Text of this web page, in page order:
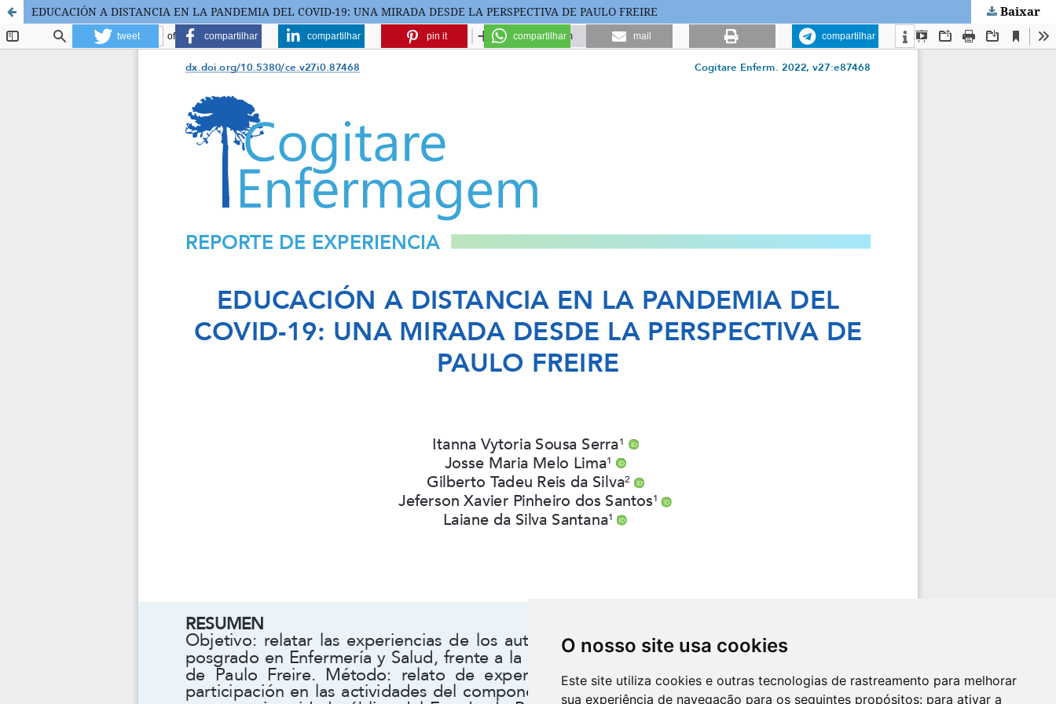
O nosso site usa cookies
Este site utiliza cookies e outras tecnologias de rastreamento para melhorar
sua experiência de navegação para os seguintes propósitos: para ativar a
EDUCACIÓN A DISTANCIA EN LA PANDEMIA DEL COVID-19: UNA MIRADA DESDE LA PERSPECTIVA DE PAULO FREIRE Baixar
tweet compartilhar compartilhar pin it compartilhar mail compartilhar